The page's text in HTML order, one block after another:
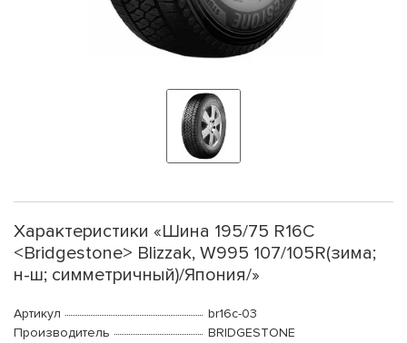
Характеристики «Шина 195/75 R16C
<Bridgestone> Blizzak, W995 107/105R(зима;
н-ш; симметричный)/Япония/»
Артикул
br16c-03
Производитель
BRIDGESTONE